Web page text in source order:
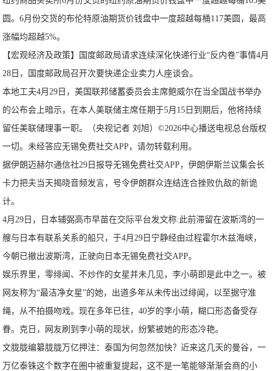
圆。6月份交货的布伦特原油期货价钱盘中一度超越每桶117美圆，最高
涨幅均超越5%。
【宏观经济及政策】国度邮政局请求连续深化快递行业“反内卷”事情4月
28日，国度邮政局召开次要快递企业卖力人座谈会。
本地工夫4月29日，美国联邦储蓄委员会主席鲍威尔在当全国战书举办
的公布会上暗示，在本人美联储主席任期于5月15日到期后，他将持续
留任美联储理事一职。（央视记者 刘旭）©2026中心播送电视总台版权
一切。未经答应无锡免费社交APP，请勿转载利用。
据伊朗迈赫尔通信社29日报导无锡免费社交APP，伊朗伊斯兰议集会长
卡力把夫当天揭晓音频发言，号令伊朗群众连结连合挫败仇敌的新诡
计。
4月29日，日本辅弼高市早苗在交际平台发文称:此前滞留在波斯湾的一
艘与日本有联系关系的船只，于4月29日宁静经由过程霍尔木兹海峡，
今朝已撤出波斯湾，正驶向日本无锡免费社交APP。
娱乐界里，零绯闻、不炒作的女星并未几见，李小萌即是此中之一。被
网友称为“最洁净女星”的她，出道多年从未传出过绯闻，以至据守准
绳，从不拍摄吻戏。现在多年已往，40岁的李小萌，糊口形态备受存
眷。克日，网友刷到李小萌的现状，纷繁被她的形态冷艳。
文胧胧编纂胧胧万亿押注：泰国为何忽然加快？近来这几天的曼谷，一
万亿泰铢这个数字在圈中被重复提起，这不是一笔能够渐渐会商的小